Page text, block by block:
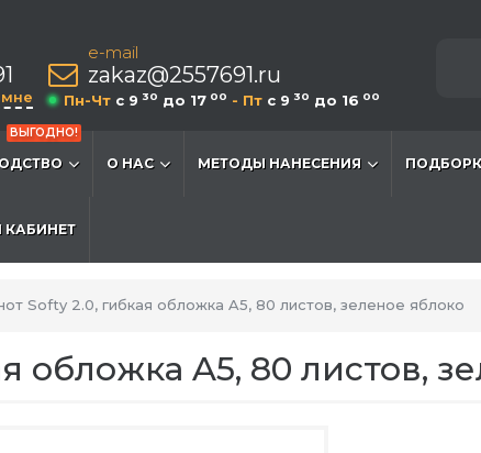
мне
e-mail
zakaz@2557691.ru
Пн-Чт c 9 30 до 17 00 - Пт c 9 30 до 16 00
ВЫГОДНО!
О НАС МЕТОДЫ НАНЕСЕНИЯ
Softy 2.0, гибкая обложка A5, 80 листов, зеленое яблоко
обложка A5, 80 листов,